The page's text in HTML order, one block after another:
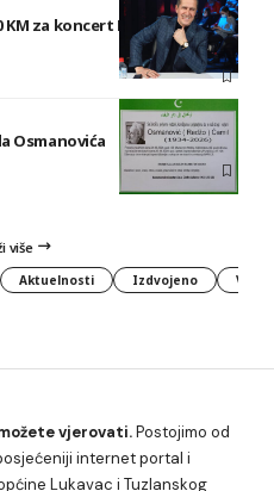
KM za koncert Enesa Begovića
Osmanovića
više
Aktuelnosti Izdvojeno
vjerovati.Postojimo od
internet portal i
Lukavac i Tuzlanskog